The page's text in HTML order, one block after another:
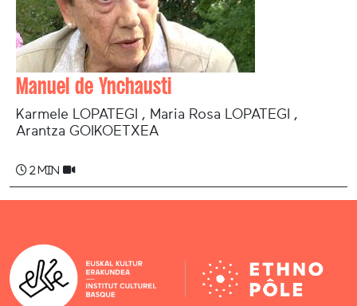
Manuel de Ynchausti
Karmele LOPATEGI , Maria Rosa LOPATEGI ,
Arantza GOIKOETXEA
2 min